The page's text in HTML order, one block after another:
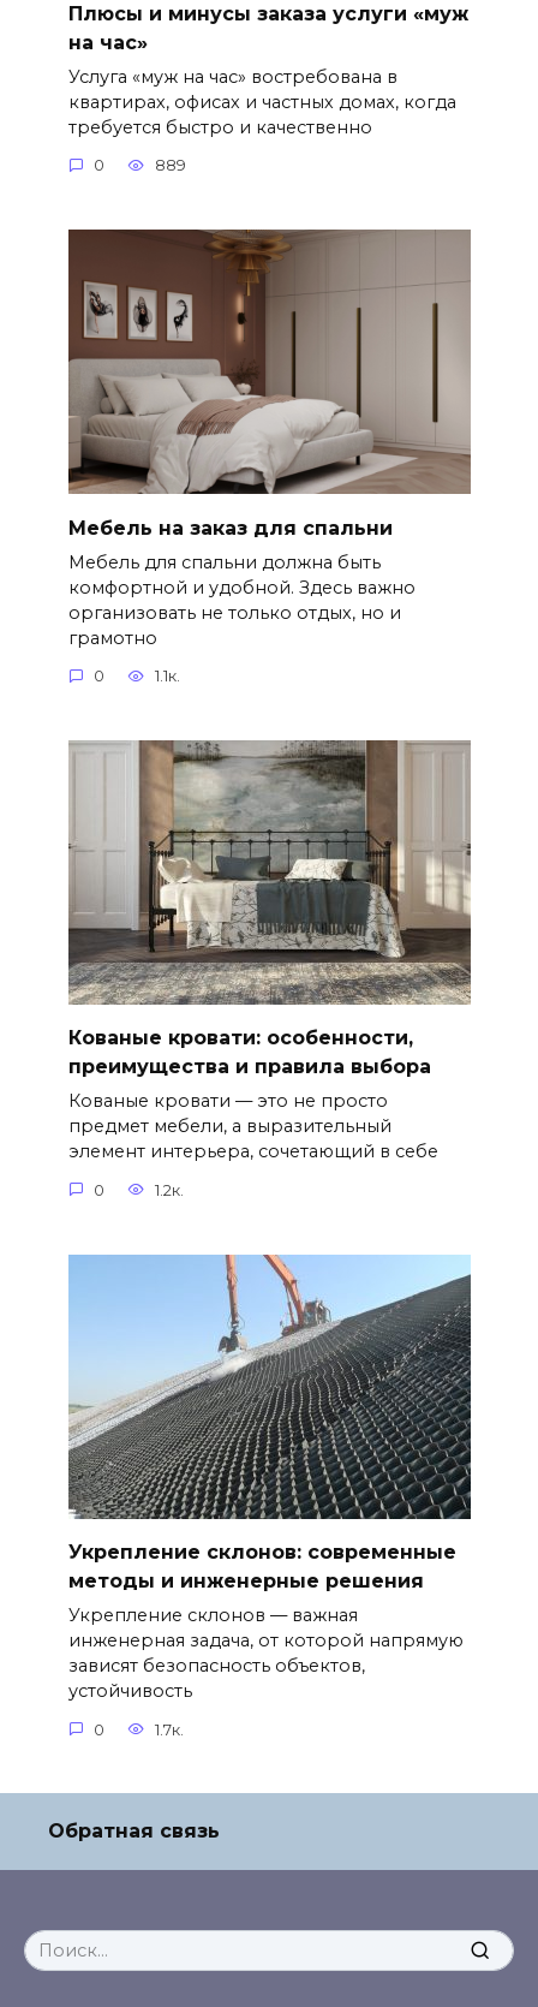
Плюсы и минусы заказа услуги «муж
на час»
Услуга «муж на час» востребована в
квартирах, офисах и частных домах, когда
требуется быстро и качественно
0 889
Мебель на заказ для спальни
Мебель для спальни должна быть
комфортной и удобной. Здесь важно
организовать не только отдых, но и
грамотно
0 1.1к.
Кованые кровати: особенности,
преимущества и правила выбора
Кованые кровати — это не просто
предмет мебели, а выразительный
элемент интерьера, сочетающий в себе
0 1.2к.
Укрепление склонов: современные
методы и инженерные решения
Укрепление склонов — важная
инженерная задача, от которой напрямую
зависят безопасность объектов,
устойчивость
0 1.7к.
Обратная связь
Search
for: